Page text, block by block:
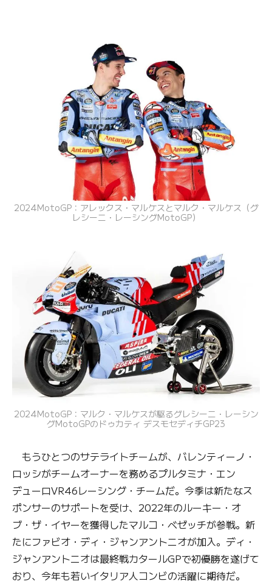
2024MotoGP：アレックス・マルケスとマルク・マルケス（グ
レシーニ・レーシングMotoGP）
2024MotoGP：マルク・マルケスが駆るグレシーニ・レーシン
グMotoGPのドゥカティ デスモセディチGP23
もうひとつのサテライトチームが、バレンティーノ・
ロッシがチームオーナーを務めるプルタミナ・エン
デューロVR46レーシング・チームだ。今季は新たなス
ポンサーのサポートを受け、2022年のルーキー・オ
ブ・ザ・イヤーを獲得したマルコ・ベゼッチが参戦。新
たにファビオ・ディ・ジャンアントニオが加入。ディ・
ジャンアントニオは最終戦カタールGPで初優勝を遂げて
おり、今年も若いイタリア人コンビの活躍に期待だ。